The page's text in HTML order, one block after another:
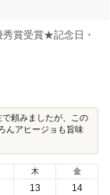
賞受賞★記念日・
で頼みましたが、この
んアヒージョも旨味
木
13
金
14